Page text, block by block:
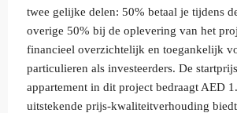
twee gelijke delen: 50% betaal je tijdens
overige 50% bij de oplevering van het
financieel overzichtelijk en toegankelijk
particulieren als investeerders. De
appartement in dit project bedraagt AED
uitstekende prijs-kwaliteitverhouding